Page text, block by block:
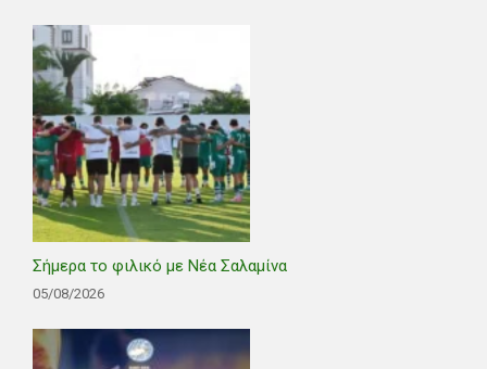
Σήμερα το φιλικό με Νέα Σαλαμίνα
05/08/2026